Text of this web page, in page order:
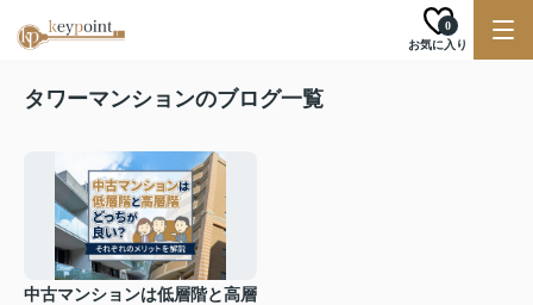
お気に入り
0
タワーマンションのブログ一覧
中古マンションは低層階と高層